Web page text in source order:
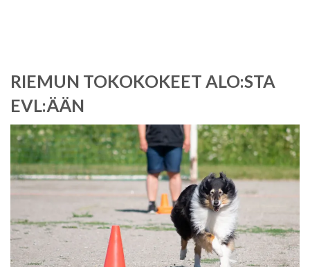
RIEMUN TOKOKOKEET ALO:STA
EVL:ÄÄN